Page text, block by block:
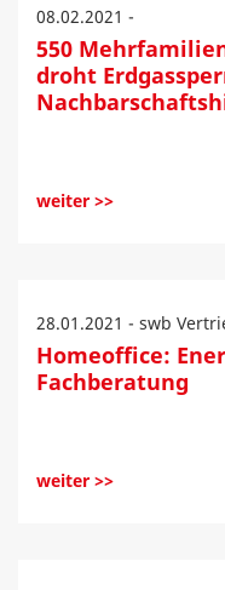
08.02.2021 -
550
droht
weiter >>
28.01.2021 - swb
Homeoffice:
Fachberatung
weiter >>